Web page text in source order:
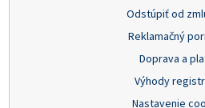
Odstúpiť od
Reklamačný
Doprava a
Výhody
Nastavenie